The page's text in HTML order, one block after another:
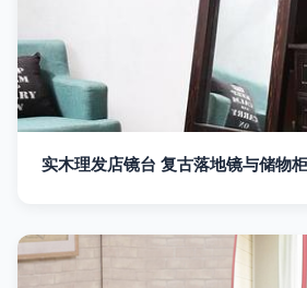
实木理发店镜台 复古落地镜与储物